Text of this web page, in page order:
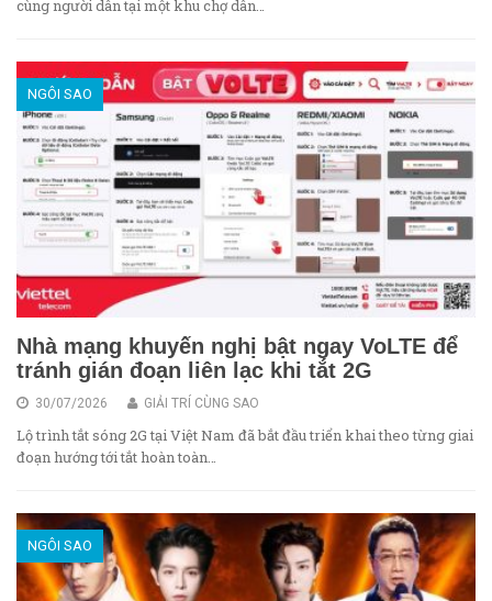
cùng người dân tại một khu chợ dân…
NGÔI SAO
Nhà mạng khuyến nghị bật ngay VoLTE để
tránh gián đoạn liên lạc khi tắt 2G
30/07/2026 GIẢI TRÍ CÙNG SAO
Lộ trình tắt sóng 2G tại Việt Nam đã bắt đầu triển khai theo từng giai
đoạn hướng tới tắt hoàn toàn…
NGÔI SAO